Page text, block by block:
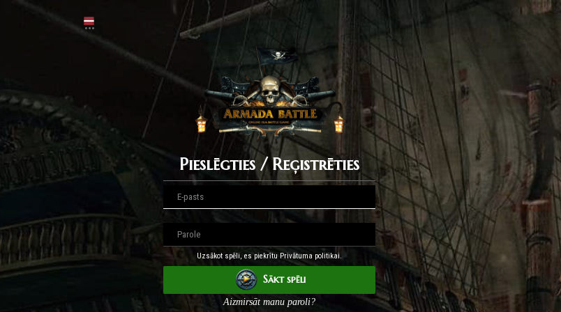
Pieslēgties / Reģistrēties
Uzsākot spēli, es piekrītu Privātuma politikai.
Sākt spēli
Aizmirsāt manu paroli?